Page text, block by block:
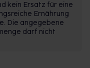
kein Ersatz für eine
Ernährung
Die angegebene
darf nicht